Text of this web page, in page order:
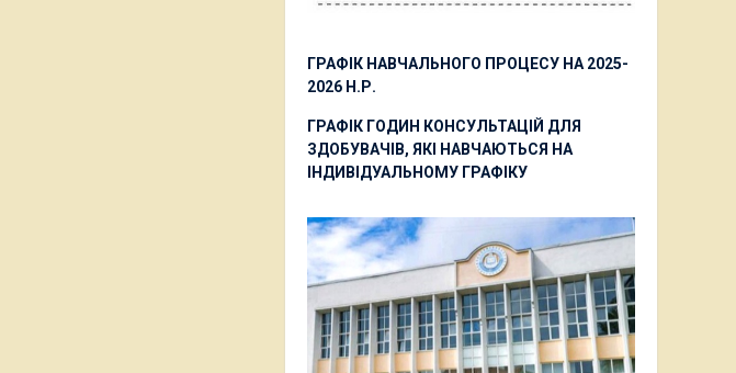
ГРАФІК НАВЧАЛЬНОГО ПРОЦЕСУ НА 2025-
2026 Н.Р.
ГРАФІК ГОДИН КОНСУЛЬТАЦІЙ ДЛЯ
ЗДОБУВАЧІВ, ЯКІ НАВЧАЮТЬСЯ НА
ІНДИВІДУАЛЬНОМУ ГРАФІКУ